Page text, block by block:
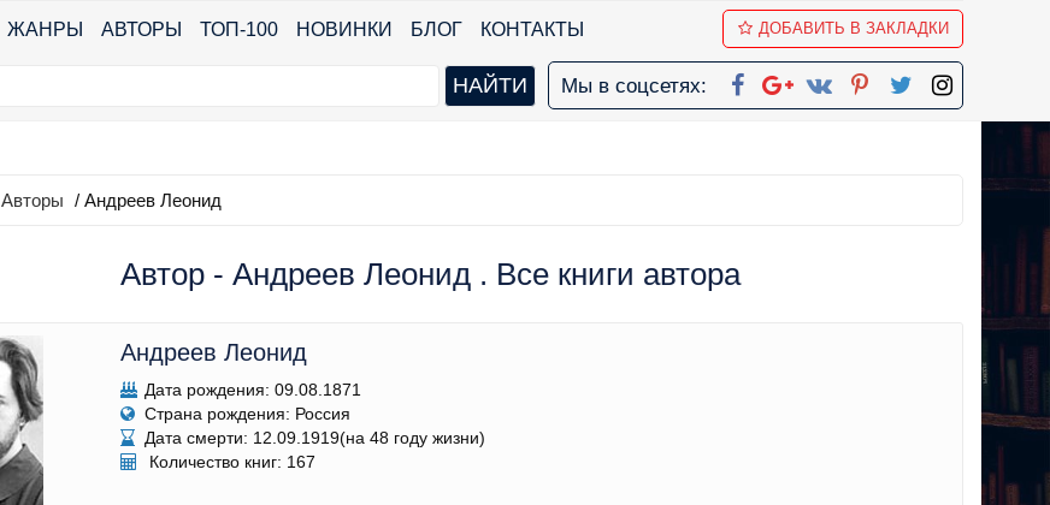
ЖАНРЫ АВТОРЫ ТОП-100 НОВИНКИ БЛОГ КОНТАКТЫ ДОБАВИТЬ В ЗАКЛАДКИ
Мы в соцсетях:
Авторы / Андреев Леонид
Автор - Андреев Леонид . Все книги автора
Андреев Леонид
Дата рождения: 09.08.1871
Страна рождения: Россия
Дата смерти: 12.09.1919(на 48 году жизни)
Количество книг: 167